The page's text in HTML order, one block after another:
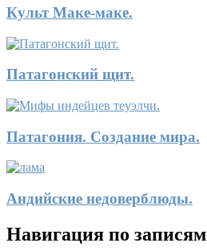
Культ Маке-маке.
Патагонский щит.
Патагония. Создание мира.
Андийские недоверблюды.
Навигация по записям